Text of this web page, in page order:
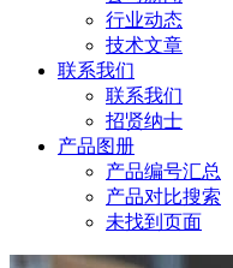
行业动态
技术文章
联系我们
联系我们
招贤纳士
产品图册
产品编号汇总
产品对比搜索
未找到页面